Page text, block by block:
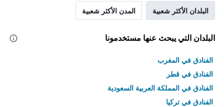
البلدان الأكثر شعبية المدن الأكثر شعبية
البلدان التي يبحث عنها مستخدمونا
الفنادق في المغرب
الفنادق في قطر
الفنادق في المملكة العربية السعودية
الفنادق في تركيا